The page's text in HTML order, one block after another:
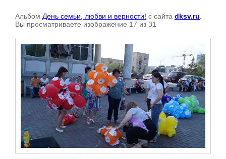
Альбом День семьи, любви и верности! с сайта dksv.ru
Вы просматриваете изображение 17 из 31